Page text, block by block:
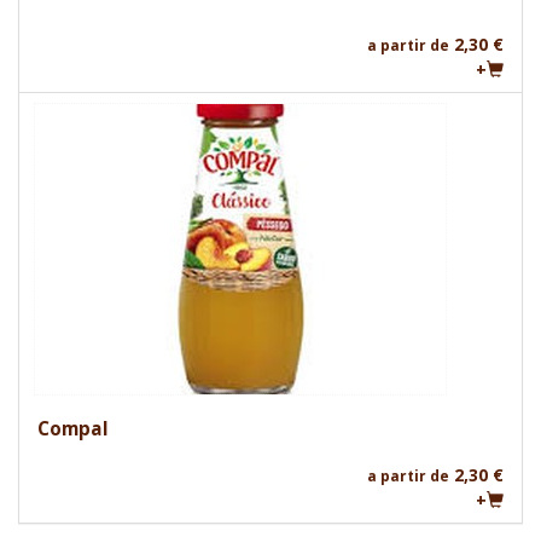
a partir de 2,30 €
+
Compal
a partir de 2,30 €
+